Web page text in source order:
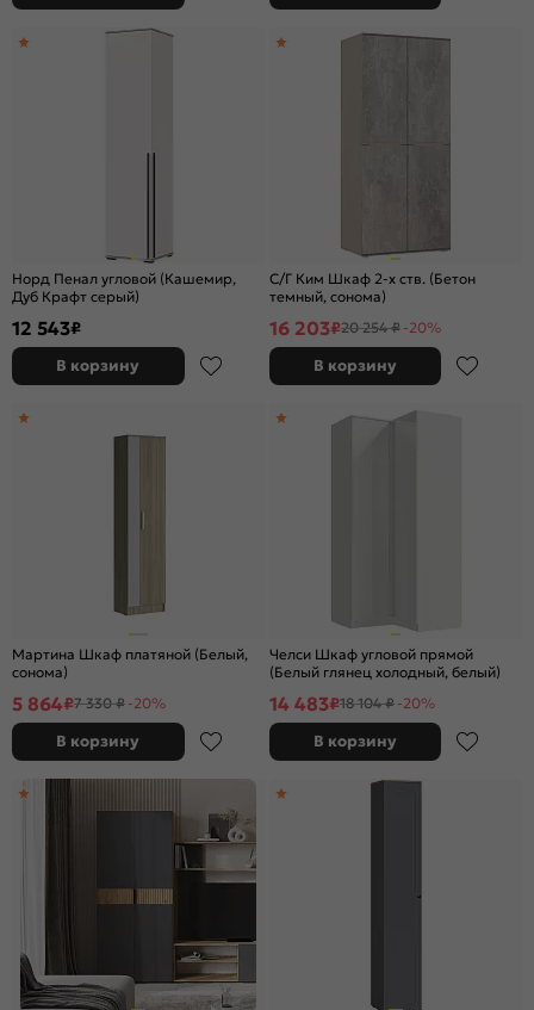
Норд Пенал угловой (Кашемир,
Дуб Крафт серый)
12 543₽
В корзину
С/Г Ким Шкаф 2-х ств. (Бетон
темный, сонома)
16 203₽20 254 ₽ -20%
В корзину
Мартина Шкаф платяной (Белый,
сонома)
5 864₽7 330 ₽ -20%
В корзину
Челси Шкаф угловой прямой
(Белый глянец холодный, белый)
14 483₽18 104 ₽ -20%
В корзину